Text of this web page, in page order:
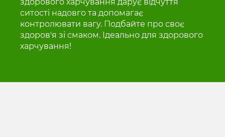
ситості надовго та допомагає
контролювати вагу. Подбайте про своє
здоров'я зі смаком. Ідеально для здорового
харчування!